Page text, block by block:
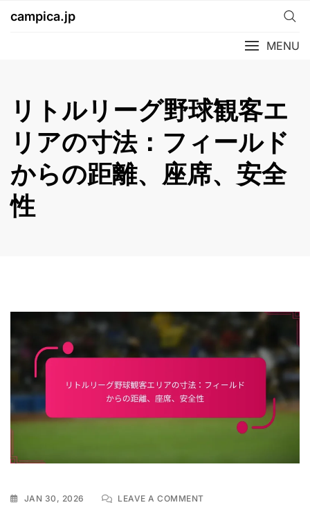
campica.jp
MENU
リトルリーグ野球観客エ
リアの寸法：フィールド
からの距離、座席、安全
性
JAN 30, 2026 LEAVE A COMMENTON